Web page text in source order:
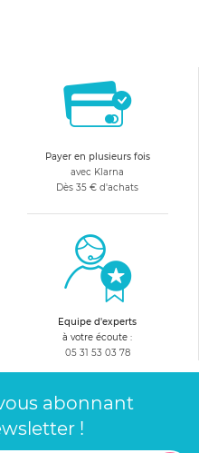
Payer en plusieurs fois
avec Klarna
Dès 35 € d'achats
Equipe d'experts
à votre écoute :
05 31 53 03 78
abonnant
!